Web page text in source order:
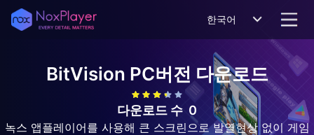
한국어
BitVision PC버전 다운로드
다운로드 수 0
녹스 앱플레이어를 사용해 큰 스크린으로 발열현상 없이 게임